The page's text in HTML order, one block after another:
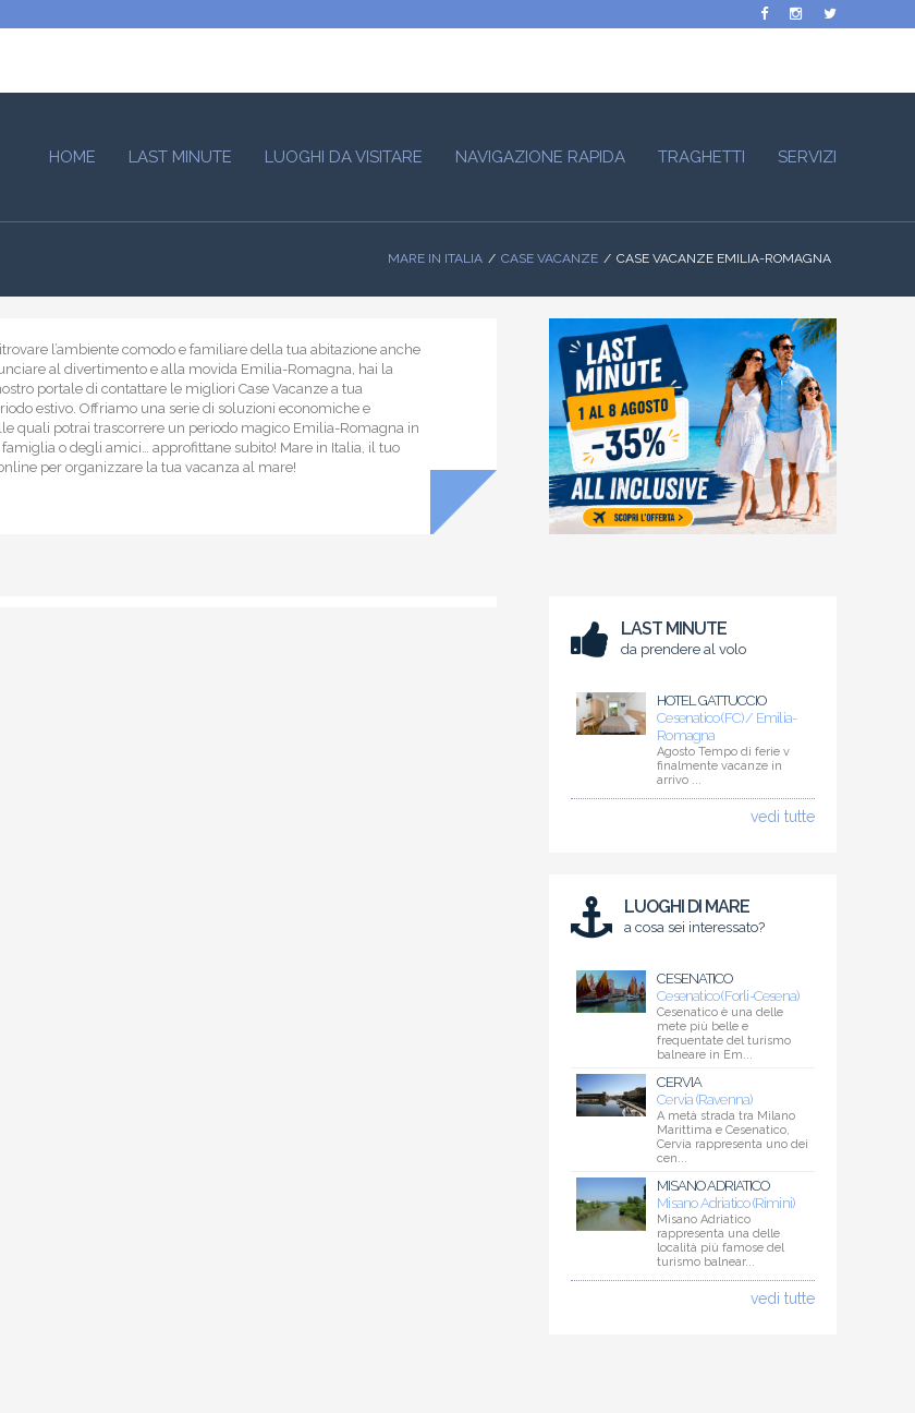
HOME LAST MINUTE LUOGHI DA VISITARE NAVIGAZIONE RAPIDA TRAGHETTI SERVIZI
MARE IN ITALIA CASE VACANZE CASE VACANZE EMILIA-ROMAGNA
l’ambiente comodo e familiare della tua abitazione anche
al divertimento e alla movida Emilia-Romagna, hai la
portale di contattare le migliori Case Vacanze a tua
estivo. Offriamo una serie di soluzioni economiche e
quali potrai trascorrere un periodo magico Emilia-Romagna in
o degli amici… approfittane subito! Mare in Italia, il tuo
per organizzare la tua vacanza al mare!
LAST MINUTE
da prendere al volo
HOTEL GATTUCCIO
Cesenatico (FC) / Emilia-
Romagna
Agosto Tempo di ferie v
finalmente vacanze in
arrivo ...
vedi tutte
LUOGHI DI MARE
a cosa sei interessato?
CESENATICO
Cesenatico (Forli-Cesena)
Cesenatico è una delle
mete più belle e
frequentate del turismo
balneare in Em...
CERVIA
Cervia (Ravenna)
A metà strada tra Milano
Marittima e Cesenatico,
Cervia rappresenta uno dei
cen...
MISANO ADRIATICO
Misano Adriatico (Rimini)
Misano Adriatico
rappresenta una delle
località più famose del
turismo balnear...
vedi tutte